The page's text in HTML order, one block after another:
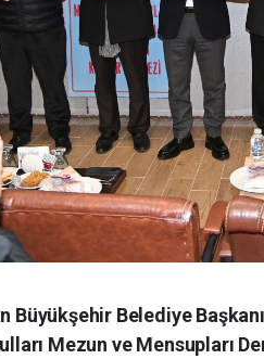
Büyükşehir Belediye
Mezun ve Mensupları